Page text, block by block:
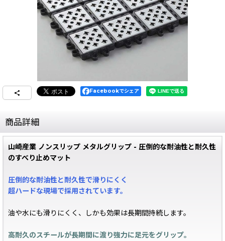
Facebookでシェア
商品詳細
山崎産業 ノンスリップ メタルグリップ - 圧倒的な耐油性と耐久性
のすべり止めマット
圧倒的な耐油性と耐久性で滑りにくく
超ハードな現場で採用されています。
油や水にも滑りにくく、しかも効果は長期間持続します。
高耐久のスチールが長期間に渡り強力に足元をグリップ。